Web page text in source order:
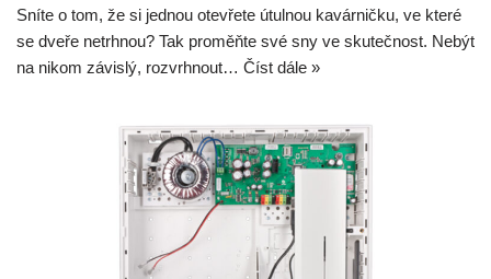
Sníte o tom, že si jednou otevřete útulnou kavárničku, ve které
se dveře netrhnou? Tak proměňte své sny ve skutečnost. Nebýt
na nikom závislý, rozvrhnout… Číst dále »